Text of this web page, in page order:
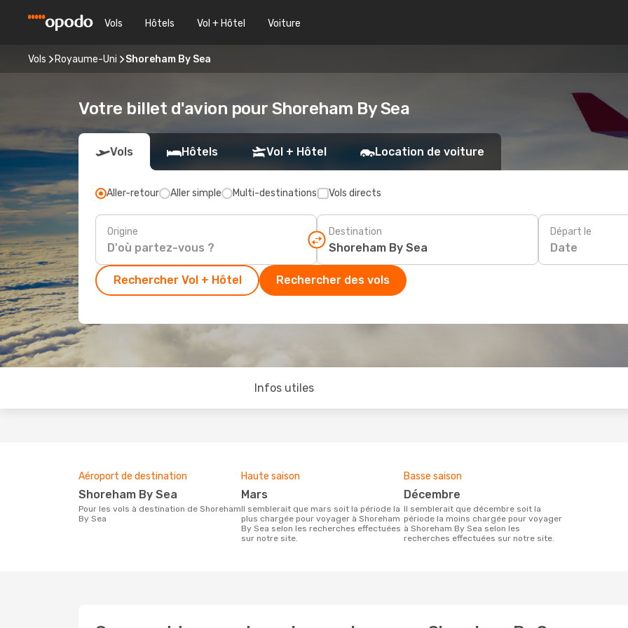
Vols Hôtels Vol + Hôtel Voiture
Vols Royaume-Uni Shoreham By Sea
Votre billet d'avion pour Shoreham By Sea
Vols Hôtels Vol + Hôtel Location de voiture
Aller-retour Aller simple Multi-destinations Vols directs
Origine Destination Départ le
Date
Rechercher Vol + Hôtel Rechercher des vols
Infos utiles
Aéroport de destination
Shoreham By Sea
Pour les vols à destination de Shoreham
By Sea
Haute saison
mars
Il semblerait que mars soit la période la
plus chargée pour voyager à Shoreham
By Sea selon les recherches effectuées
sur notre site.
Basse saison
décembre
Il semblerait que décembre soit la
période la moins chargée pour voyager
à Shoreham By Sea selon les
recherches effectuées sur notre site.